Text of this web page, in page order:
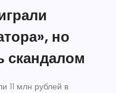
но
скандалом
11 млн рублей в